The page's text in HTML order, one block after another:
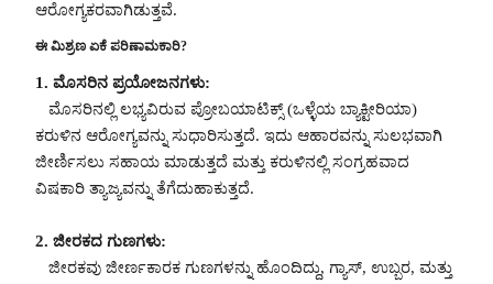
ಆರೋಗ್ಯಕರವಾಗಿಡುತ್ತವೆ.
ಈ ಮಿಶ್ರಣ ಏಕೆ ಪರಿಣಾಮಕಾರಿ?
1. ಮೊಸರಿನ ಪ್ರಯೋಜನಗಳು:
ಮೊಸರಿನಲ್ಲಿ ಲಭ್ಯವಿರುವ ಪ್ರೋಬಯಾಟಿಕ್ಸ್ (ಒಳ್ಳೆಯ ಬ್ಯಾಕ್ಟೀರಿಯಾ)
ಕರುಳಿನ ಆರೋಗ್ಯವನ್ನು ಸುಧಾರಿಸುತ್ತದೆ. ಇದು ಆಹಾರವನ್ನು ಸುಲಭವಾಗಿ
ಜೀರ್ಣಿಸಲು ಸಹಾಯ ಮಾಡುತ್ತದೆ ಮತ್ತು ಕರುಳಿನಲ್ಲಿ ಸಂಗ್ರಹವಾದ
ವಿಷಕಾರಿ ತ್ಯಾಜ್ಯವನ್ನು ತೆಗೆದುಹಾಕುತ್ತದೆ.
2. ಜೀರಕದ ಗುಣಗಳು:
ಜೀರಕವು ಜೀರ್ಣಕಾರಕ ಗುಣಗಳನ್ನು ಹೊಂದಿದ್ದು, ಗ್ಯಾಸ್, ಉಬ್ಬರ, ಮತ್ತು